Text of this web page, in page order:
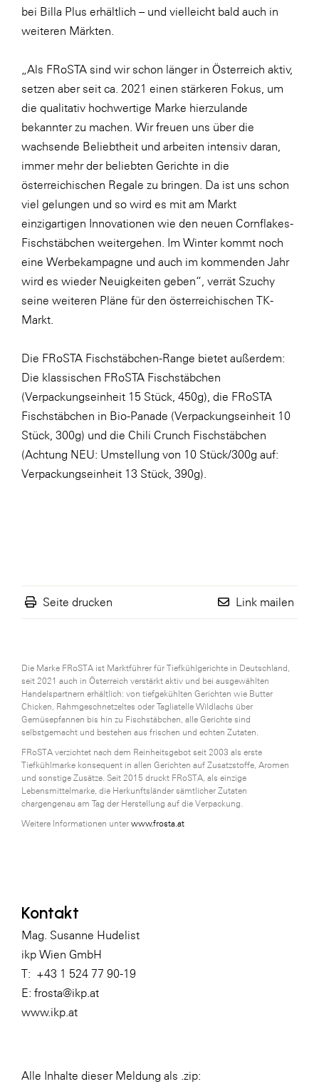
TAG GmbH
VALETTA
Wirtschaftskammer Salzburg
WKS Fachgruppe Fahrzeughandel und
Fahrzeugtechnik
WKS Fachgruppe Finanzdienstleister
Zühlke
Media
bei Billa Plus erhältlich – und vielleicht bald auch in
weiteren Märkten.
„Als FRoSTA sind wir schon länger in Österreich aktiv,
setzen aber seit ca. 2021 einen stärkeren Fokus, um
die qualitativ hochwertige Marke hierzulande
bekannter zu machen. Wir freuen uns über die
wachsende Beliebtheit und arbeiten intensiv daran,
immer mehr der beliebten Gerichte in die
österreichischen Regale zu bringen. Da ist uns schon
viel gelungen und so wird es mit am Markt
einzigartigen Innovationen wie den neuen Cornflakes-
Fischstäbchen weitergehen. Im Winter kommt noch
eine Werbekampagne und auch im kommenden Jahr
wird es wieder Neuigkeiten geben“, verrät Szuchy
seine weiteren Pläne für den österreichischen TK-
Markt.
Die FRoSTA Fischstäbchen-Range bietet außerdem:
Die klassischen FRoSTA Fischstäbchen
(Verpackungseinheit 15 Stück, 450g), die FRoSTA
Fischstäbchen in Bio-Panade (Verpackungseinheit 10
Stück, 300g) und die Chili Crunch Fischstäbchen
(Achtung NEU: Umstellung von 10 Stück/300g auf:
Verpackungseinheit 13 Stück, 390g).
Seite drucken Link mailen
Die Marke FRoSTA ist Marktführer für Tiefkühlgerichte in Deutschland,
seit 2021 auch in Österreich verstärkt aktiv und bei ausgewählten
Handelspartnern erhältlich: von tiefgekühlten Gerichten wie Butter
Chicken, Rahmgeschnetzeltes oder Tagliatelle Wildlachs über
Gemüsepfannen bis hin zu Fischstäbchen, alle Gerichte sind
selbstgemacht und bestehen aus frischen und echten Zutaten.
FRoSTA verzichtet nach dem Reinheitsgebot seit 2003 als erste
Tiefkühlmarke konsequent in allen Gerichten auf Zusatzstoffe, Aromen
und sonstige Zusätze. Seit 2015 druckt FRoSTA, als einzige
Lebensmittelmarke, die Herkunftsländer sämtlicher Zutaten
chargengenau am Tag der Herstellung auf die Verpackung.
Weitere Informationen unter www.frosta.at
Kontakt
Mag. Susanne Hudelist
ikp Wien GmbH
T: +43 1 524 77 90-19
E: frosta@ikp.at
www.ikp.at
Alle Inhalte dieser Meldung als .zip: